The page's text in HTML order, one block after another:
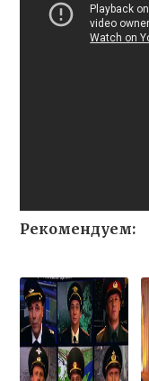
Рекомендуем: